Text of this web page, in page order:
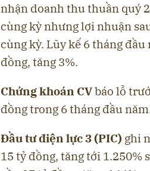
nhận doanh thu thuần quý
cùng kỳ nhưng lợi nhuận
cùng kỳ. Lũy kế 6 tháng
đồng, tăng 3%.
Chứng khoán CVbáo lỗ
đồng trong 6 tháng đầu
Đầu tư điện lực 3 (PIC) ghi
15 tỷ đồng, tăng tới 1.250%